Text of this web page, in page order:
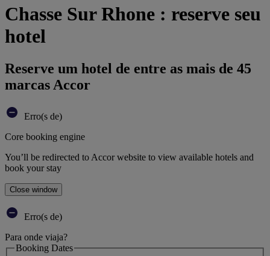
Chasse Sur Rhone : reserve seu
hotel
Reserve um hotel de entre as mais de 45
marcas Accor
Erro(s de)
Core booking engine
You’ll be redirected to Accor website to view available hotels and
book your stay
Close window
Erro(s de)
Para onde viaja?
Booking Dates